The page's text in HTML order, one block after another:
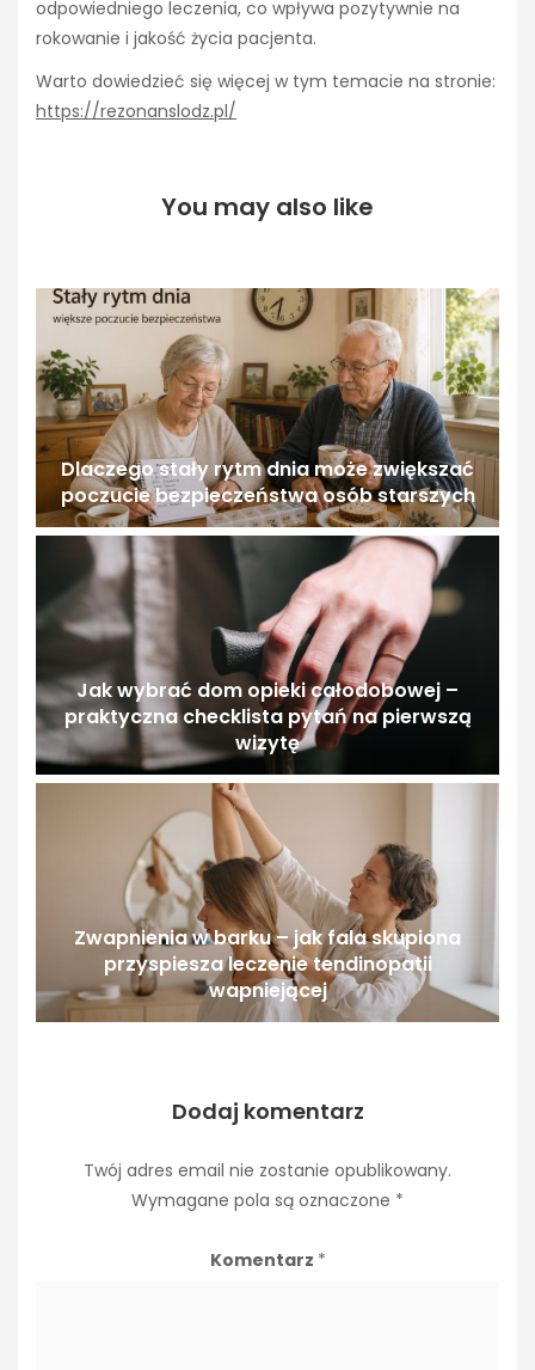
odpowiedniego leczenia, co wpływa pozytywnie na
rokowanie i jakość życia pacjenta.
Warto dowiedzieć się więcej w tym temacie na stronie:
https://rezonanslodz.pl/
You may also like
Dlaczego stały rytm dnia może zwiększać
poczucie bezpieczeństwa osób starszych
Jak wybrać dom opieki całodobowej –
praktyczna checklista pytań na pierwszą
wizytę
Zwapnienia w barku – jak fala skupiona
przyspiesza leczenie tendinopatii
wapniejącej
Dodaj komentarz
Twój adres email nie zostanie opublikowany.
Wymagane pola są oznaczone *
Komentarz *